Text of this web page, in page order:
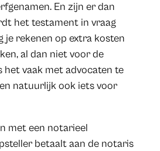
En zijn er dan
het testament in vraag
je rekenen op extra kosten
al dan niet voor de
het vaak met advocaten te
natuurlijk ook iets voor
met een notarieel
betaalt aan de notaris